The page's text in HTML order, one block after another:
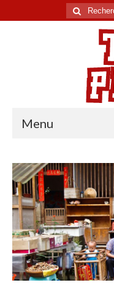
Rechercher
:
Menu
Chili
Pérou
Equateur
Colombie
Etats-Unis